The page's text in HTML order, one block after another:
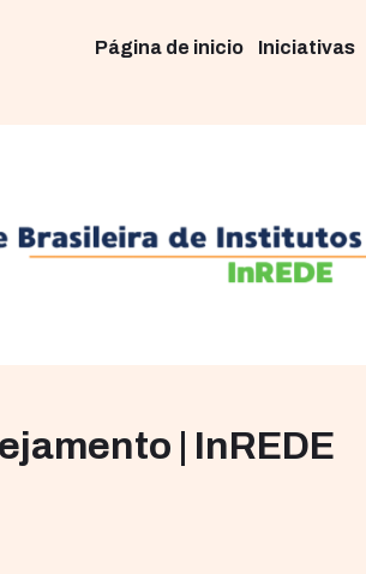
Página de inicio Iniciativas
| InREDE